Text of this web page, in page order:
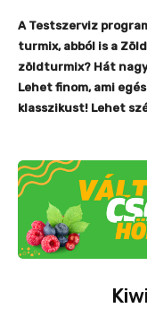
A Testszerviz
turmix, abból is a
zöldturmix? Hát
Lehet finom, ami
klasszikust! Lehet